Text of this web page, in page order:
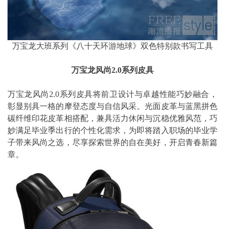
万宝龙大班系列《八十天环游地球》双色特别款书写工具
万宝龙风尚2.0系列皮具
万宝龙风尚2.0系列皮具将前卫设计与卓越性能巧妙融合，
彰显别具一格的摩登态度与自信风采。光面皮革与蓝黑拼色
碳纤维印花皮革相搭配，兼具活力休闲与沉稳优雅风范，巧
妙满足毕业季出行的个性化需求，为即将踏入职场的毕业学
子带来风尚之选，尽享探索世界的自在美好，开启青春新篇
章。